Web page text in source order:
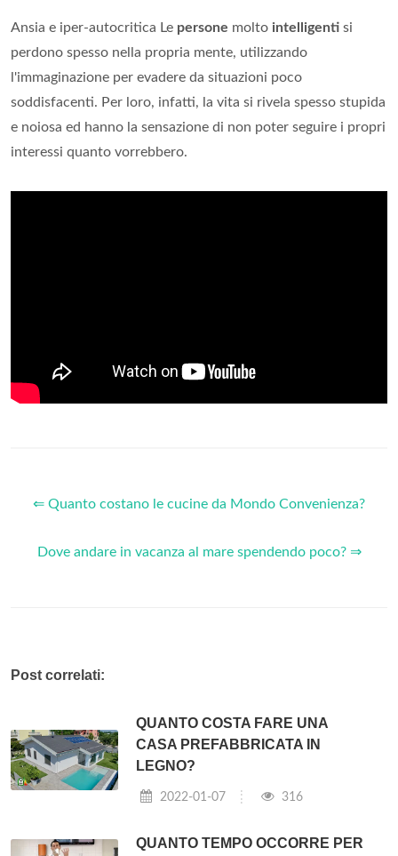
Ansia e iper-autocritica Le persone molto intelligenti si
perdono spesso nella propria mente, utilizzando
l'immaginazione per evadere da situazioni poco
soddisfacenti. Per loro, infatti, la vita si rivela spesso stupida
e noiosa ed hanno la sensazione di non poter seguire i propri
interessi quanto vorrebbero.
⇐ Quanto costano le cucine da Mondo Convenienza?
Dove andare in vacanza al mare spendendo poco? ⇒
Post correlati:
QUANTO COSTA FARE UNA
CASA PREFABBRICATA IN
LEGNO?
2022-01-07 316
QUANTO TEMPO OCCORRE PER